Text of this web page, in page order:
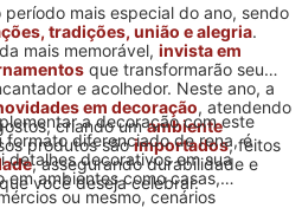
mais especial do ano, sendo
tradições, união e alegria.
mais memorável, invista em
que transformarão seu
e acolhedor. Neste ano, a
em decoração, atendendo
criando umambiente
produtos sãoimportados, feitos
, assegurando durabilidade e
você deseja celebrar.
a decoração com este
formato diferenciado de rena, é
detalhes decorativos em sua
em ambientes como casas,
ou mesmo, cenários